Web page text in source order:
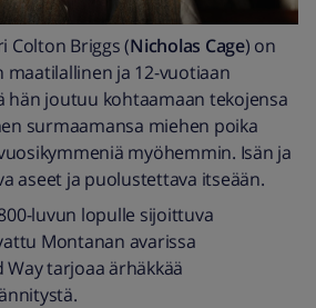
Colton Briggs (Nicholas Cage) on
maatilallinen ja 12-vuotiaan
hän joutuu kohtaamaan tekojensa
surmaamansa miehen poika
myöhemmin. Isän ja
aseet ja puolustettava itseään.
luvun lopulle sijoittuva
Montanan avarissa
Way tarjoaa ärhäkkää